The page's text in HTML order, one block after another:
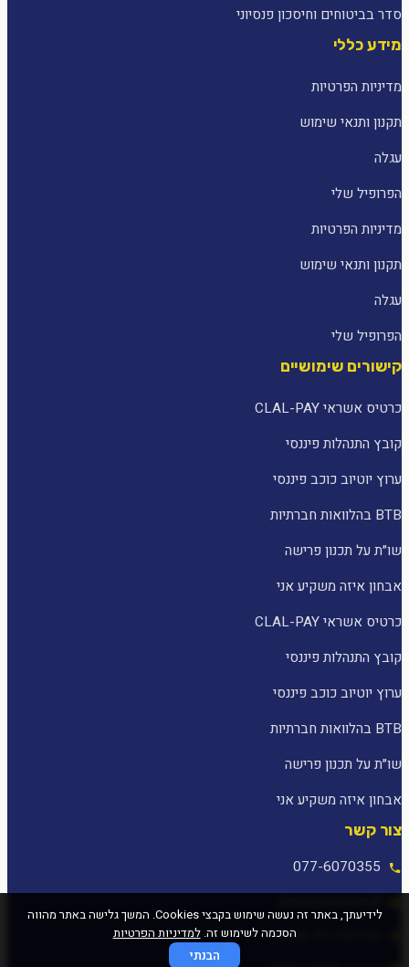
סדר בביטוחים וחיסכון פנסיוני
מידע כללי
מדיניות הפרטיות
תקנון ותנאי שימוש
עגלה
הפרופיל שלי
מדיניות הפרטיות
תקנון ותנאי שימוש
עגלה
הפרופיל שלי
קישורים שימושיים
כרטיס אשראי CLAL-PAY
קובץ התנהלות פיננסי
ערוץ יוטיוב כוכב פיננסי
BTB בהלוואות חברתיות
שו״ת על תכנון פרישה
אבחון איזה משקיע אני
כרטיס אשראי CLAL-PAY
קובץ התנהלות פיננסי
ערוץ יוטיוב כוכב פיננסי
BTB בהלוואות חברתיות
שו״ת על תכנון פרישה
אבחון איזה משקיע אני
צור קשר
077-6070355
לידיעתך, באתר זה נעשה שימוש בקבצי Cookies. המשך גלישה באתר מהווה
הסכמה לשימוש זה.למדיניות הפרטיות
הבנתי